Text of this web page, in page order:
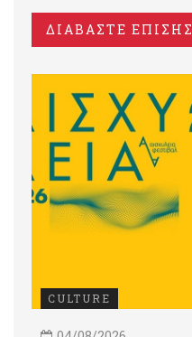
ΔΙΑΒΑΣΤΕ ΕΠΙΣΗΣ
CULTURE